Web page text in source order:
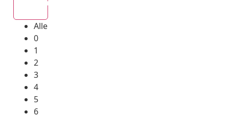
Alle
0
1
2
3
4
5
6